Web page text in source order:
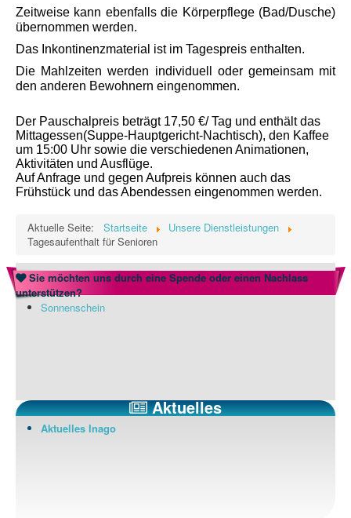
Zeitweise kann ebenfalls die Körperpflege (Bad/Dusche)
übernommen werden.
Das Inkontinenzmaterial ist im Tagespreis enthalten.
Die Mahlzeiten werden individuell oder gemeinsam mit
den anderen Bewohnern eingenommen.
Der Pauschalpreis beträgt 17,50 €/ Tag und enthält das
Mittagessen(Suppe-Hauptgericht-Nachtisch), den Kaffee
um 15:00 Uhr sowie die verschiedenen Animationen,
Aktivitäten und Ausflüge.
Auf Anfrage und gegen Aufpreis können auch das
Frühstück und das Abendessen eingenommen werden.
Aktuelle Seite: Startseite
Unsere Dienstleistungen
Tagesaufenthalt für Senioren
Sie möchten uns durch eine Spende oder einen Nachlass
unterstützen?
Sonnenschein
Aktuelles
Aktuelles Inago